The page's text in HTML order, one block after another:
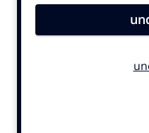
Customer Experience